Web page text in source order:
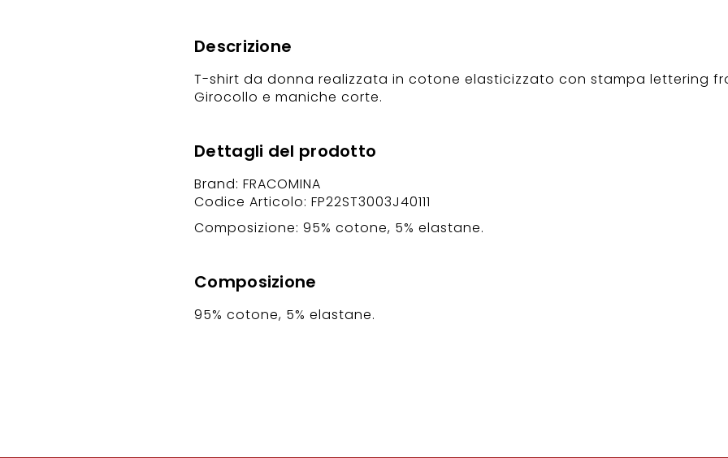
Descrizione
T-shirt da donna realizzata in cotone elasticizzato con stampa lettering
Girocollo e maniche corte.
Dettagli del prodotto
Brand: FRACOMINA
Codice Articolo: FP22ST3003J40111
Composizione: 95% cotone, 5% elastane.
Composizione
95% cotone, 5% elastane.